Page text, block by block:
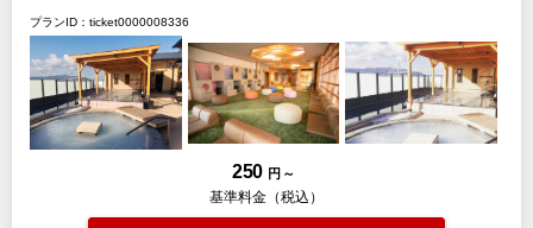
プランID：ticket0000008336
250 円 ～
基準料金（税込）